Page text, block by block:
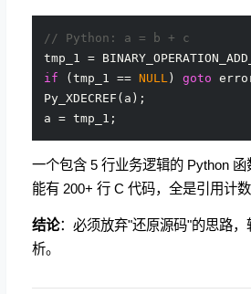
// Python: a = b + c
if (tmp_1 == NULL) goto
Py_XDECREF(a);
一个包含 5 行业务逻辑的 Python
能有 200+ 行 C 代码，全是引用计数
结论：必须放弃"还原源码"的思路
析。